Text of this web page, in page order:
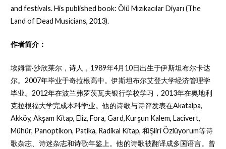
and festivals. His published book: Ölü Mızıkacılar Diyarı (The
Land of Dead Musicians, 2013).
作者简介：
埃姆雷·沙欣莱尔，诗人，1989年4月10日出生于伊斯坦布尔卡达
尔。2007年毕业于奇拉根高中。伊斯坦布尔艾登大学经济管理学
毕业。2012年在波兰弗罗茨瓦夫银行学校学习，2013年在奥地利
克拉根福大学完成本科学业。他的诗歌与诗评发表在Akatalpa,
Akköy, Akşam Kitap, Eliz, Fora, Gard,Kurşun Kalem, Lacivert,
Mühür, Panoptikon, Patika, Radikal Kitap, 和Şiiri Özlüyorum等诗
歌杂志、诗迷杂志和诗歌年鉴上。他的诗歌被翻译成多国语言。曾